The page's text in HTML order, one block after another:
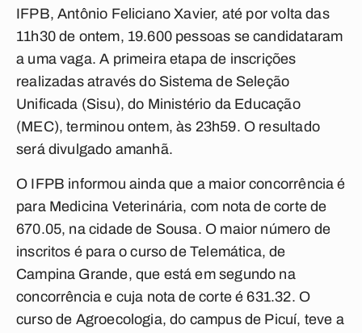
IFPB, Antônio Feliciano Xavier, até por volta das
11h30 de ontem, 19.600 pessoas se candidataram
a uma vaga. A primeira etapa de inscrições
realizadas através do Sistema de Seleção
Unificada (Sisu), do Ministério da Educação
(MEC), terminou ontem, às 23h59. O resultado
será divulgado amanhã.
O IFPB informou ainda que a maior concorrência é
para Medicina Veterinária, com nota de corte de
670.05, na cidade de Sousa. O maior número de
inscritos é para o curso de Telemática, de
Campina Grande, que está em segundo na
concorrência e cuja nota de corte é 631.32. O
curso de Agroecologia, do campus de Picuí, teve a